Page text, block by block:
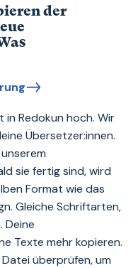
der
in Redokun hoch. Wir
Übersetzer:innen.
sie fertig sind, wird
Format wie das
Gleiche Schriftarten,
Deine
Texte mehr kopieren.
überprüfen, um